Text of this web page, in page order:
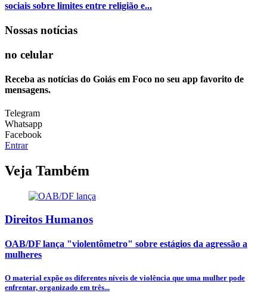
sociais sobre limites entre religião e...
Nossas notícias
no celular
Receba as notícias do Goiás em Foco no seu app favorito de
mensagens.
Telegram
Whatsapp
Facebook
Entrar
Veja Também
Direitos Humanos
OAB/DF lança "violentômetro" sobre estágios da agressão a
mulheres
O material expõe os diferentes níveis de violência que uma mulher pode
enfrentar, organizado em três...